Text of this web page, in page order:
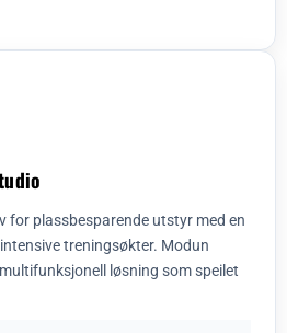
for plassbesparende utstyr med en
treningsøkter. Modun
løsning som speilet